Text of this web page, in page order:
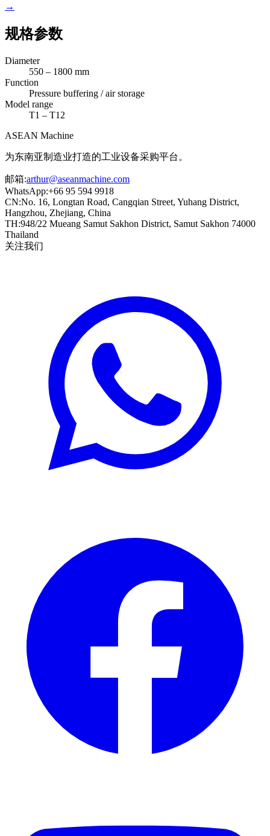
→
规格参数
Diameter
550 – 1800 mm
Function
Pressure buffering / air storage
Model range
T1 – T12
ASEAN Machine
为东南亚制造业打造的工业设备采购平台。
邮箱:arthur@aseanmachine.com
WhatsApp:+66 95 594 9918
CN:No. 16, Longtan Road, Cangqian Street, Yuhang District,
Hangzhou, Zhejiang, China
TH:948/22 Mueang Samut Sakhon District, Samut Sakhon 74000
Thailand
关注我们